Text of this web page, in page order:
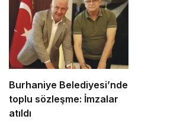
Burhaniye Belediyesi’nde
toplu sözleşme: İmzalar
atıldı